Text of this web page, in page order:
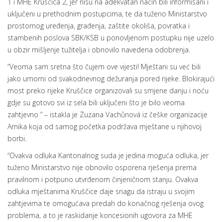
uključeni u prethodnim postupcima, te da tuženo Ministarstvo
prostornog uređenja, građenja, zaštite okoliša, povratka i
stambenih poslova SBK/KSB u ponovljenom postupku nije uzelo
u obzir mišljenje tužitelja i obnovilo navedena odobrenja.
“Veoma sam sretna što čujem ove vijesti! Mještani su već bili
jako umorni od svakodnevnog dežuranja pored rijeke. Blokirajući
most preko rijeke Kruščice organizovali su smjene danju i noću
gdje su gotovo svi iz sela bili uključeni što je bilo veoma
zahtjevno ” – istakla je Zuzana Vachůnová iz češke organizacije
Arnika koja od samog početka podržava mještane u njihovoj
borbi.
“Ovakva odluka Kantonalnog suda je jedina moguća odluka, jer
tuženo Ministarstvo nije obnovilo osporena rješenja prema
pravilnom i potpuno utvrđenom činjeničnom stanju. Ovakva
odluka mještanima Kruščice daje snagu da istraju u svojim
zahtjevima te omogućava predah do konačnog rješenja ovog
problema, a to je raskidanje koncesionih ugovora za MHE